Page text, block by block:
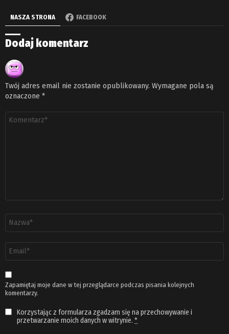
NASZA STRONA FACEBOOK
Dodaj komentarz
Twój adres email nie zostanie opublikowany. Wymagane pola są
oznaczone *
email
*
Zapamiętaj moje dane w tej przeglądarce podczas pisania kolejnych
komentarzy.
Korzystając z formularza zgadzam się na przechowywanie i
przetwarzanie moich danych w witrynie. *